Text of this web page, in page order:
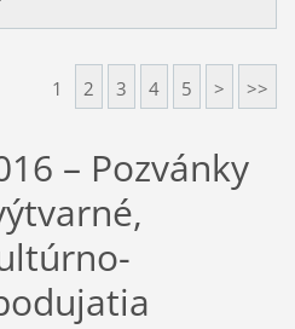
1 2 3 4 5 > >>
– Pozvánky